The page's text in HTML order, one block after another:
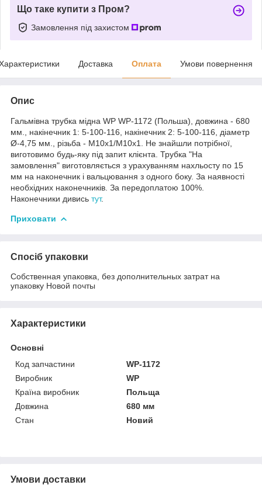
Що таке купити з Пром?
Замовлення під захистом
Доставка Оплата Умови повернення
Опис
Гальмівна трубка мідна WP WP-1172 (Польша), довжина - 680
мм., накінечник 1: 5-100-116, накінечник 2: 5-100-116, діаметр
Ø-4,75 мм., різьба - М10х1/М10х1. Не знайшли потрібної,
виготовимо будь-яку під запит клієнта. Трубка "На
замовлення" виготовляється з урахуванням нахльосту по 15
мм на наконечник і вальцювання з одного боку. За наявності
необхідних наконечників. За передоплатою 100%.
Наконечники дивись тут.
Приховати
Спосіб упаковки
Собственная упаковка, без дополнительных затрат на
упаковку Новой почты
Характеристики
Основні
Код запчастини
WP-1172
Виробник
WP
Країна виробник
Польща
Довжина
680 мм
Стан
Новий
Умови доставки